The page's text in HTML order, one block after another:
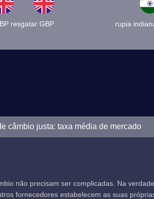
resgatar GBP rupia
câmbio justa: taxa média de mercado
não precisam ser complicadas. Na
fornecedores estabelecem as suas